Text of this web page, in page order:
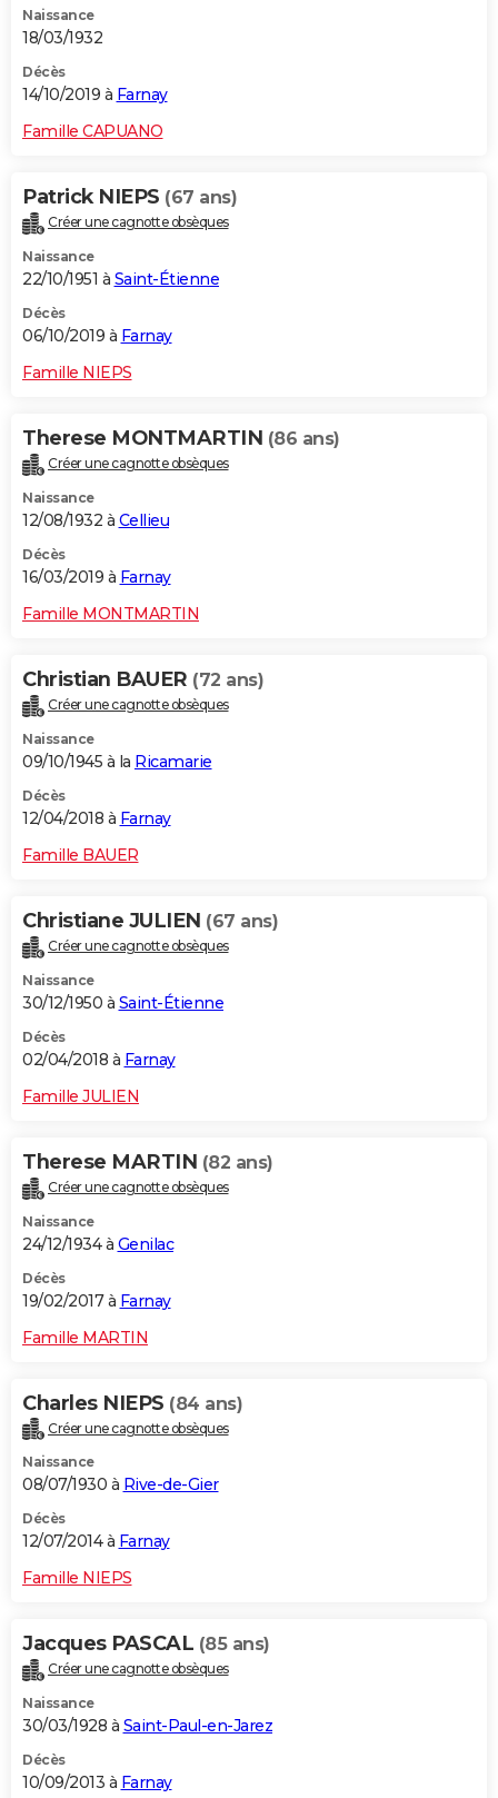
Naissance
18/03/1932
Décès
14/10/2019 à Farnay
Famille CAPUANO
Patrick NIEPS (67 ans)
Créer une cagnotte obsèques
Naissance
22/10/1951 à Saint-Étienne
Décès
06/10/2019 à Farnay
Famille NIEPS
Therese MONTMARTIN (86 ans)
Créer une cagnotte obsèques
Naissance
12/08/1932 à Cellieu
Décès
16/03/2019 à Farnay
Famille MONTMARTIN
Christian BAUER (72 ans)
Créer une cagnotte obsèques
Naissance
09/10/1945 à la Ricamarie
Décès
12/04/2018 à Farnay
Famille BAUER
Christiane JULIEN (67 ans)
Créer une cagnotte obsèques
Naissance
30/12/1950 à Saint-Étienne
Décès
02/04/2018 à Farnay
Famille JULIEN
Therese MARTIN (82 ans)
Créer une cagnotte obsèques
Naissance
24/12/1934 à Genilac
Décès
19/02/2017 à Farnay
Famille MARTIN
Charles NIEPS (84 ans)
Créer une cagnotte obsèques
Naissance
08/07/1930 à Rive-de-Gier
Décès
12/07/2014 à Farnay
Famille NIEPS
Jacques PASCAL (85 ans)
Créer une cagnotte obsèques
Naissance
30/03/1928 à Saint-Paul-en-Jarez
Décès
10/09/2013 à Farnay